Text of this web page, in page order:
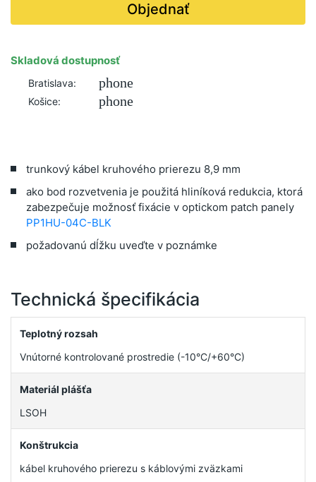
Objednať
Skladová dostupnosť
Bratislava: phone
Košice: phone
trunkový kábel kruhového prierezu 8,9 mm
ako bod rozvetvenia je použitá hliníková redukcia, ktorá
zabezpečuje možnosť fixácie v optickom patch panely
PP1HU-04C-BLK
požadovanú dĺžku uveďte v poznámke
Technická špecifikácia
Teplotný rozsah
Vnútorné kontrolované prostredie (-10°C/+60°C)
Materiál plášťa
LSOH
Konštrukcia
kábel kruhového prierezu s káblovými zväzkami